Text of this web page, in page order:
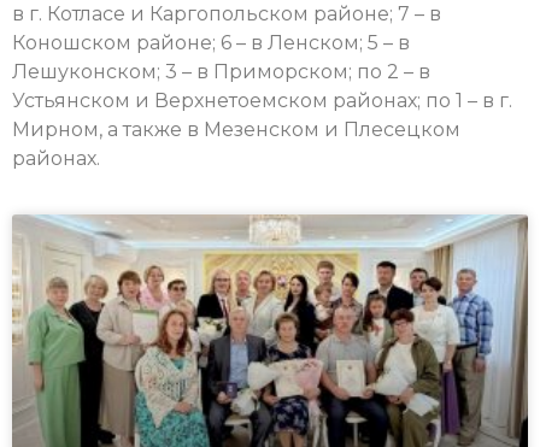
в г. Котласе и Каргопольском районе; 7 – в
Коношском районе; 6 – в Ленском; 5 – в
Лешуконском; 3 – в Приморском; по 2 – в
Устьянском и Верхнетоемском районах; по 1 – в г.
Мирном, а также в Мезенском и Плесецком
районах.